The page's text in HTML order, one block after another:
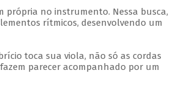
própria no instrumento. Nessa busca,
rítmicos, desenvolvendo um
toca sua viola, não só as cordas
parecer acompanhado por um